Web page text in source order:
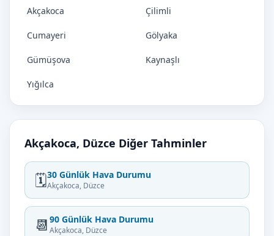
Akçakoca Çilimli
Cumayeri Gölyaka
Gümüşova Kaynaşlı
Yığılca
Akçakoca, Düzce Diğer Tahminler
🗓️30 Günlük Hava Durumu
Akçakoca, Düzce
📆 90 Günlük Hava Durumu
Akçakoca, Düzce